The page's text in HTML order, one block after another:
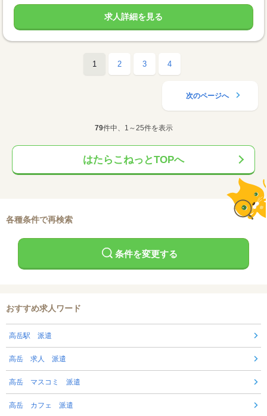
求人詳細を見る
1 2 3 4
次のページへ
79件中、1～25件を表示
はたらこねっとTOPへ
各種条件で再検索
条件を変更する
おすすめ求人ワード
高岳駅 派遣
高岳 求人 派遣
高岳 マスコミ 派遣
高岳 カフェ 派遣